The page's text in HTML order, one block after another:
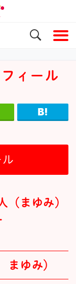
ィール
（まゆみ）
ゆみ）